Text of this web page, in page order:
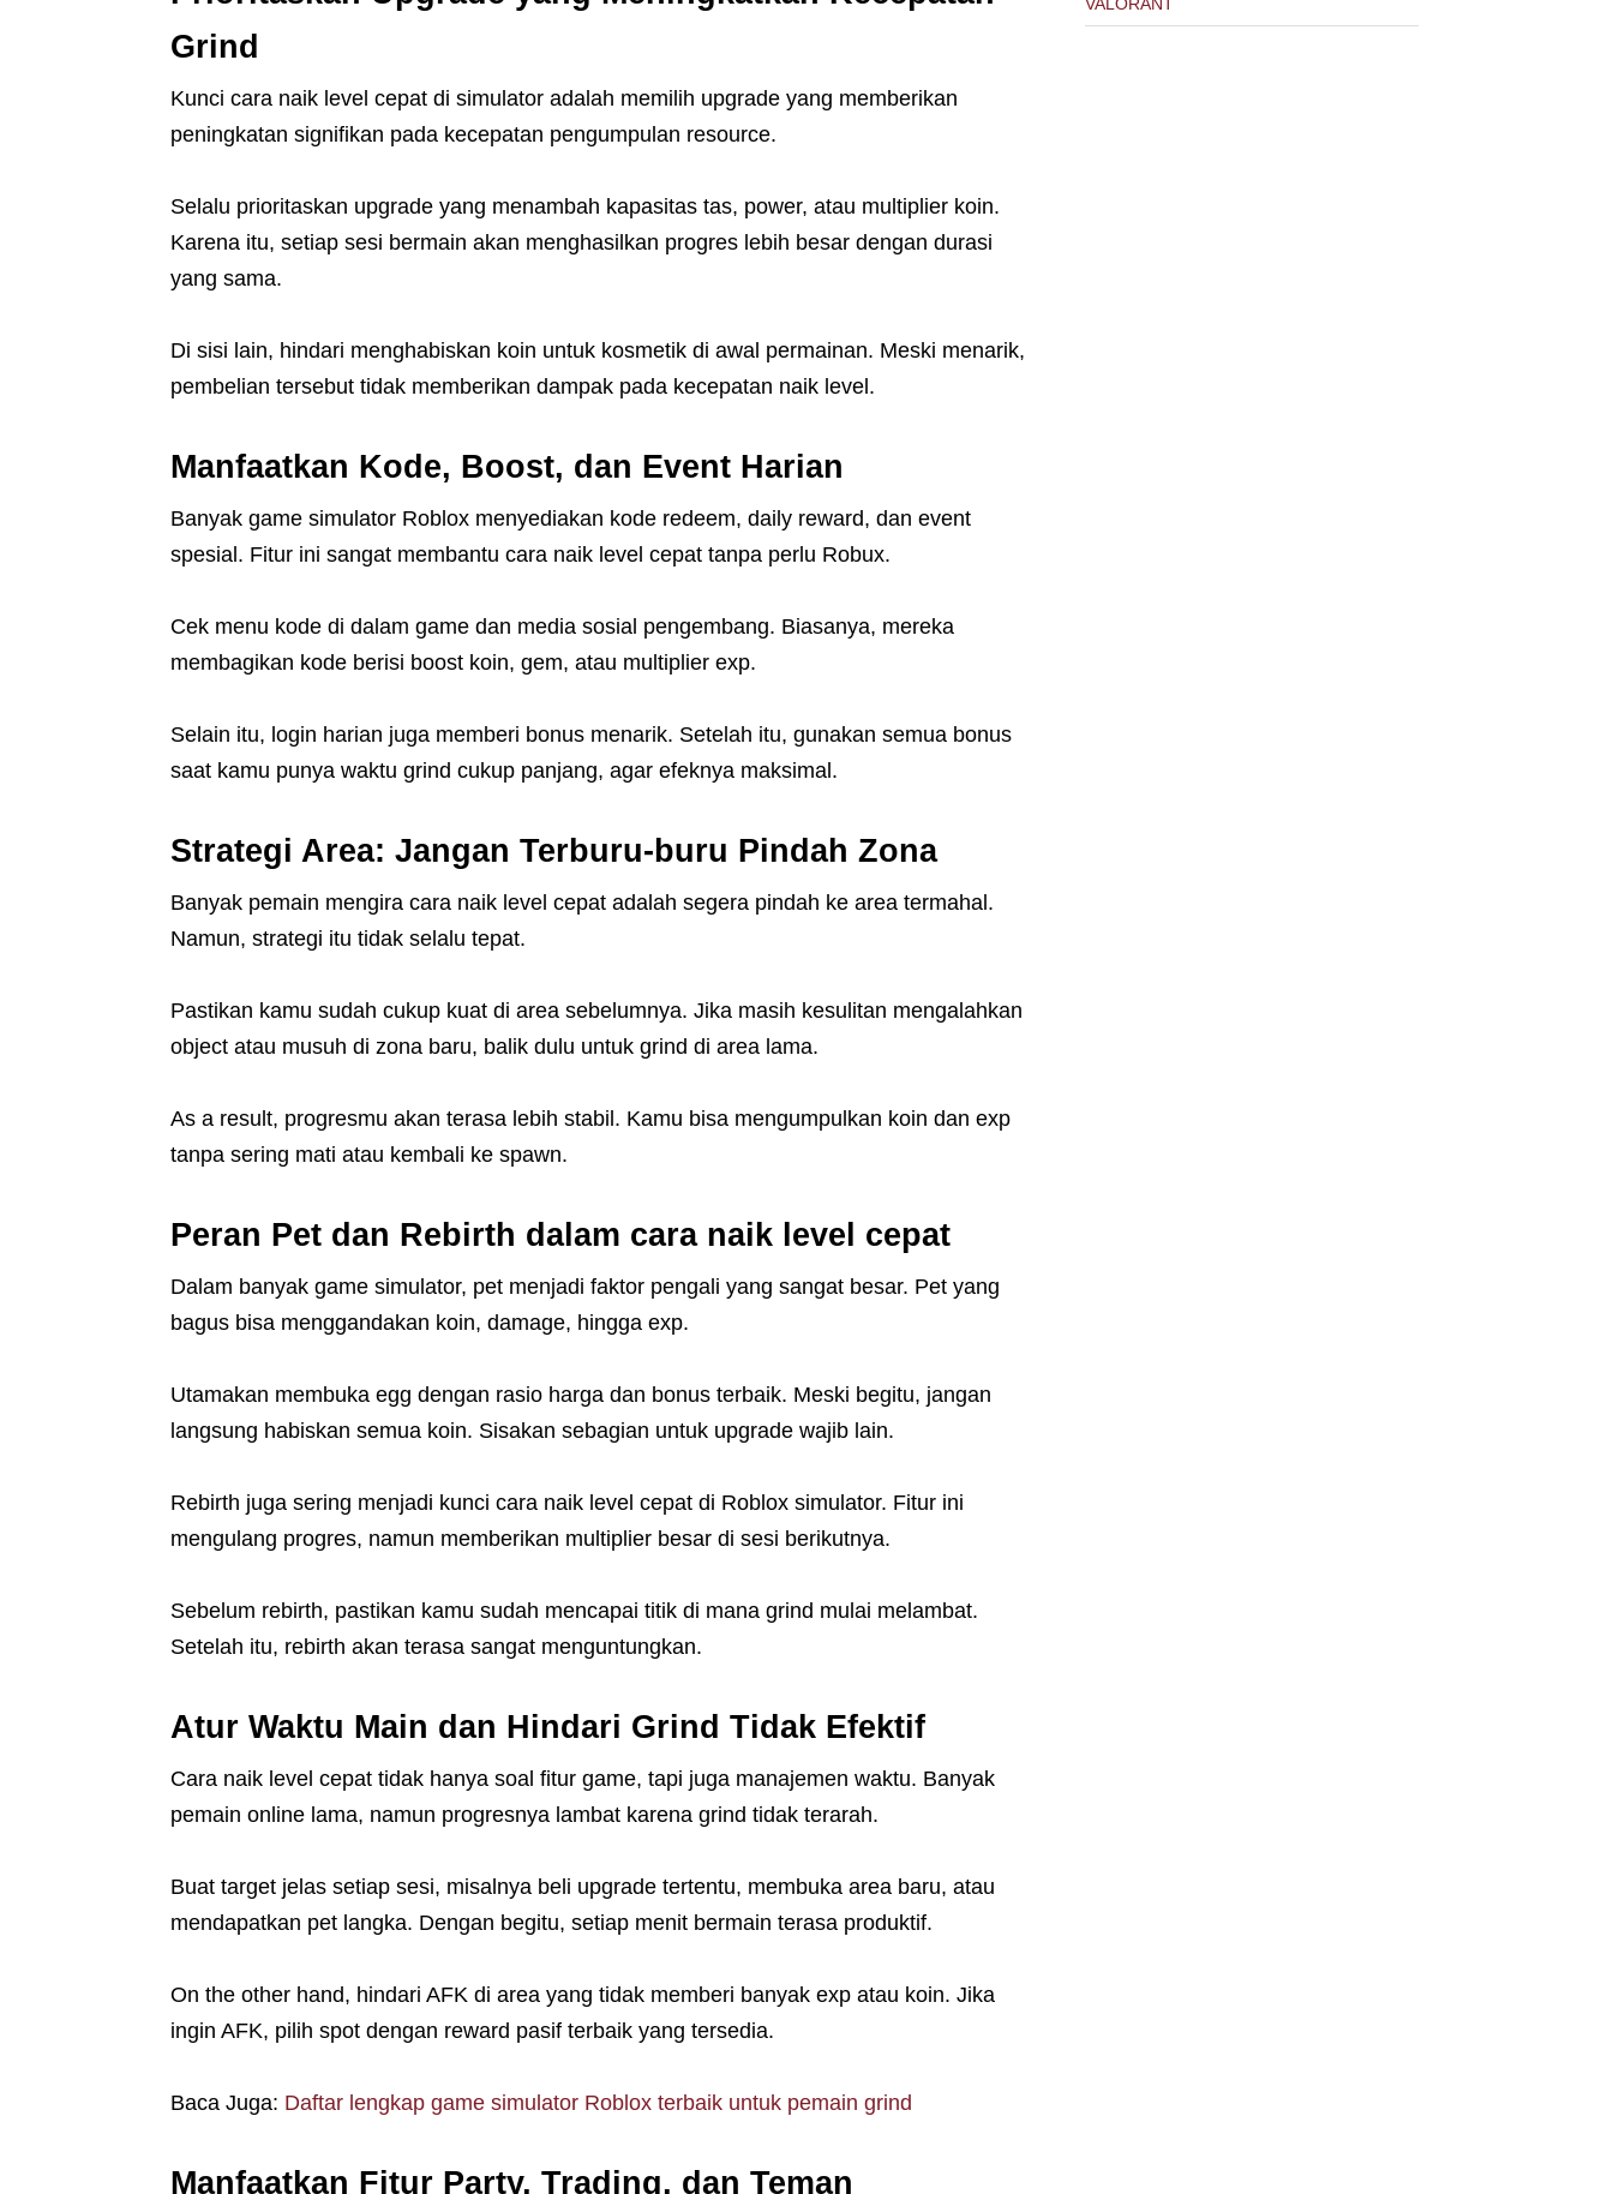
Grind
Kunci cara naik level cepat di simulator adalah memilih upgrade yang memberikan
peningkatan signifikan pada kecepatan pengumpulan resource.
Selalu prioritaskan upgrade yang menambah kapasitas tas, power, atau multiplier koin.
Karena itu, setiap sesi bermain akan menghasilkan progres lebih besar dengan durasi
yang sama.
Di sisi lain, hindari menghabiskan koin untuk kosmetik di awal permainan. Meski menarik,
pembelian tersebut tidak memberikan dampak pada kecepatan naik level.
Manfaatkan Kode, Boost, dan Event Harian
Banyak game simulator Roblox menyediakan kode redeem, daily reward, dan event
spesial. Fitur ini sangat membantu cara naik level cepat tanpa perlu Robux.
Cek menu kode di dalam game dan media sosial pengembang. Biasanya, mereka
membagikan kode berisi boost koin, gem, atau multiplier exp.
Selain itu, login harian juga memberi bonus menarik. Setelah itu, gunakan semua bonus
saat kamu punya waktu grind cukup panjang, agar efeknya maksimal.
Strategi Area: Jangan Terburu-buru Pindah Zona
Banyak pemain mengira cara naik level cepat adalah segera pindah ke area termahal.
Namun, strategi itu tidak selalu tepat.
Pastikan kamu sudah cukup kuat di area sebelumnya. Jika masih kesulitan mengalahkan
object atau musuh di zona baru, balik dulu untuk grind di area lama.
As a result, progresmu akan terasa lebih stabil. Kamu bisa mengumpulkan koin dan exp
tanpa sering mati atau kembali ke spawn.
Peran Pet dan Rebirth dalam cara naik level cepat
Dalam banyak game simulator, pet menjadi faktor pengali yang sangat besar. Pet yang
bagus bisa menggandakan koin, damage, hingga exp.
Utamakan membuka egg dengan rasio harga dan bonus terbaik. Meski begitu, jangan
langsung habiskan semua koin. Sisakan sebagian untuk upgrade wajib lain.
Rebirth juga sering menjadi kunci cara naik level cepat di Roblox simulator. Fitur ini
mengulang progres, namun memberikan multiplier besar di sesi berikutnya.
Sebelum rebirth, pastikan kamu sudah mencapai titik di mana grind mulai melambat.
Setelah itu, rebirth akan terasa sangat menguntungkan.
Atur Waktu Main dan Hindari Grind Tidak Efektif
Cara naik level cepat tidak hanya soal fitur game, tapi juga manajemen waktu. Banyak
pemain online lama, namun progresnya lambat karena grind tidak terarah.
Buat target jelas setiap sesi, misalnya beli upgrade tertentu, membuka area baru, atau
mendapatkan pet langka. Dengan begitu, setiap menit bermain terasa produktif.
On the other hand, hindari AFK di area yang tidak memberi banyak exp atau koin. Jika
ingin AFK, pilih spot dengan reward pasif terbaik yang tersedia.
Baca Juga: Daftar lengkap game simulator Roblox terbaik untuk pemain grind
Manfaatkan Fitur Party, Trading, dan Teman